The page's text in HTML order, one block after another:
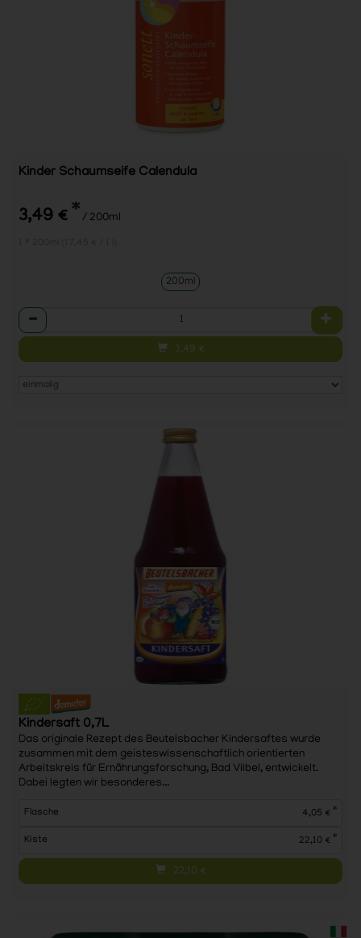
Kinder Schaumseife Calendula
3,49 € * / 200ml
200ml
Anzahl
3,49 €
Kindersaft 0,7L
Das originale Rezept des Beutelsbacher Kindersaftes wurde
zusammen mit dem geisteswissenschaftlich orientierten
Arbeitskreis für Ernährungsforschung, Bad Vilbel, entwickelt.
Dabei legten wir besonderes...
Flasche 4,05 € *
Kiste 22,10 € *
22,10 €